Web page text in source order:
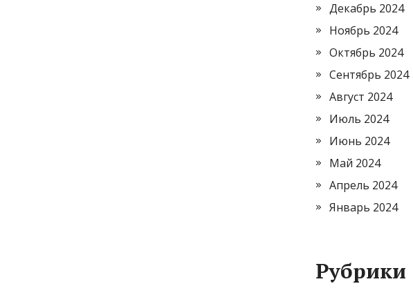
Декабрь 2024
Ноябрь 2024
Октябрь 2024
Сентябрь 2024
Август 2024
Июль 2024
Июнь 2024
Май 2024
Апрель 2024
Январь 2024
Рубрики